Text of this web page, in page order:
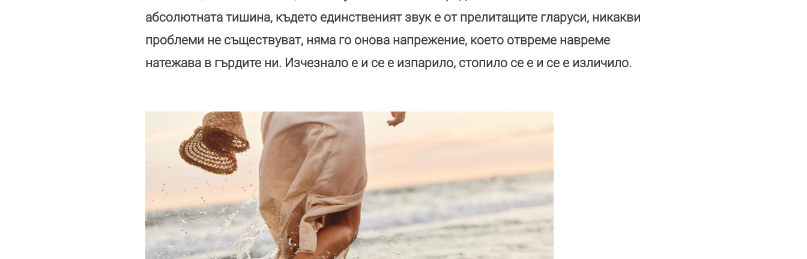
абсолютната тишина, където единственият звук е от прелитащите гларуси, никакви
проблеми не съществуват, няма го онова напрежение, което отвреме навреме
натежава в гърдите ни. Изчезнало е и се е изпарило, стопило се е и се е изличило.